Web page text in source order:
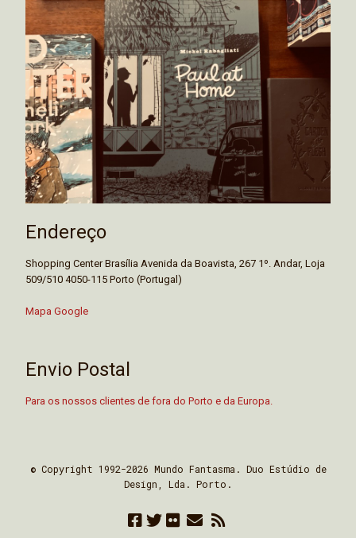
Endereço
Shopping Center Brasília Avenida da Boavista, 267 1º. Andar, Loja
509/510 4050-115 Porto (Portugal)
Mapa Google
Envio Postal
Para os nossos clientes de fora do Porto e da Europa.
© Copyright 1992-2026 Mundo Fantasma. Duo Estúdio de
Design, Lda. Porto.